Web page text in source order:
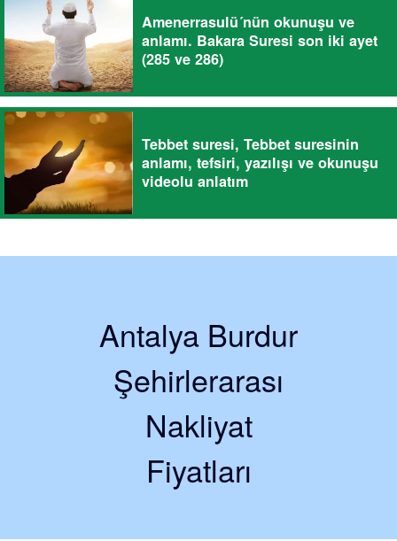
Amenerrasulü´nün okunuşu ve
anlamı. Bakara Suresi son iki ayet
(285 ve 286)
Tebbet suresi, Tebbet suresinin
anlamı, tefsiri, yazılışı ve okunuşu
videolu anlatım
Antalya Burdur
Şehirlerarası
Nakliyat
Fiyatları